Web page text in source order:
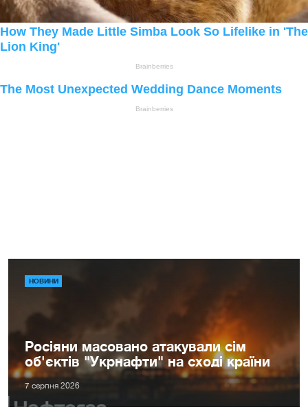
НОВИНИ
Росіяни масовано атакували сім
об'єктів "Укрнафти" на сході країни
7 серпня 2026